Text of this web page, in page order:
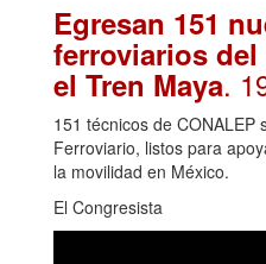
Egresan 151
ferroviarios del
el Tren Maya.
151 técnicos de
Ferroviario, listos para
la movilidad en México.
El Congresista